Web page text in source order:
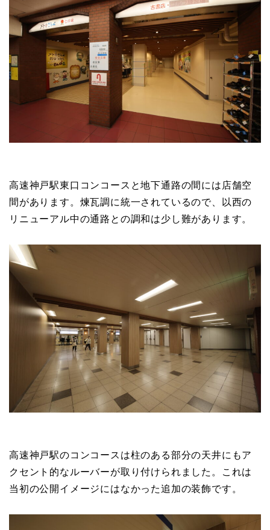
高速神戸駅東口コンコースと地下通路の間には店舗空
間があります。煉瓦調に統一されているので、以西の
リニューアル中の通路との調和は少し難があります。
高速神戸駅のコンコースは柱のある部分の天井にもア
クセント的なルーバーが取り付けられました。これは
当初の公開イメージにはなかった追加の装飾です。